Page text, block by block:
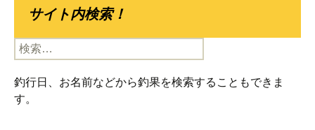
サイト内検索！
検
索:
釣行日、お名前などから釣果を検索することもできま
す。